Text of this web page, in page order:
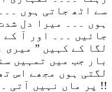
سے اٹھ جاتی ہوں
ہوں ۔۔۔ میرا دل
جائیں ۔۔۔ اور آ
لگا کے کہیں ” میری
بار جب میں تمہیں
لگتی ہوں مجھے اس
!! پر ماں نہیں آتی